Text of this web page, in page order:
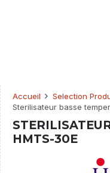
Accueil Selection
Sterilisateur basse
HMTS-30E